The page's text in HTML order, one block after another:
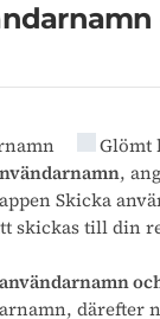
Glömt
,
Skicka
skickas till din
därefter